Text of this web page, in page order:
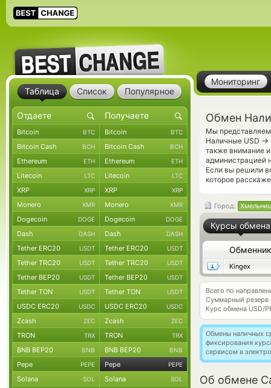
Мониторинг
Обмен
Мы
Наличные USD →
также внимание
администрацией
Если вы решили
которое
Город:
Курсы обмена
Обменник
Kingex
Всего по
Суммарный резерв
Курс обмена USD/
Обмены наличных
фиксирования
сервисом в
Об обмене
Таблица Список Популярное
Bitcoin BTC Bitcoin BTC
Bitcoin Cash BCH Bitcoin Cash BCH
Ethereum ETH Ethereum ETH
Litecoin LTC Litecoin LTC
XRP XRP XRP XRP
Monero XMR Monero XMR
Dogecoin DOGE Dogecoin DOGE
Dash DASH Dash DASH
Tether ERC20 USDT Tether ERC20 USDT
Tether TRC20 USDT Tether TRC20 USDT
Tether BEP20 USDT Tether BEP20 USDT
Tether TON USDT Tether TON USDT
USDC ERC20 USDC USDC ERC20 USDC
Zcash ZEC Zcash ZEC
TRON TRX TRON TRX
BNB BEP20 BNB BNB BEP20 BNB
Pepe PEPE Pepe PEPE
Solana SOL Solana SOL